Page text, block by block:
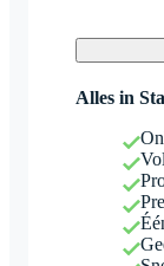
Alles in